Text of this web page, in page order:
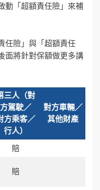
動「超額責任險」來補
任險」與「超額責任
面將針對保額做更多講
三人（對
方駕駛／
方乘客／
行人）
對方車輛／
其他財產
賠
賠